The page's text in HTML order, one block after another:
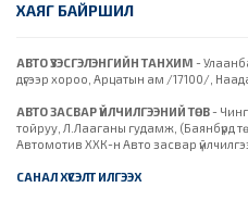
ХАЯГ БАЙРШИЛ
АВТО ҮЗЭСГЭЛЭНГИЙН ТАНХИМ -
дүгээр хороо, Арцатын ам /17100/,
АВТО ЗАСВАР ҮЙЛЧИЛГЭЭНИЙ ТӨВ-
тойруу, Л.Лааганы гудамж, (Баянбүрд
Автомотив ХХК-н Авто засвар
САНАЛ ХҮСЭЛТ ИЛГЭЭХ